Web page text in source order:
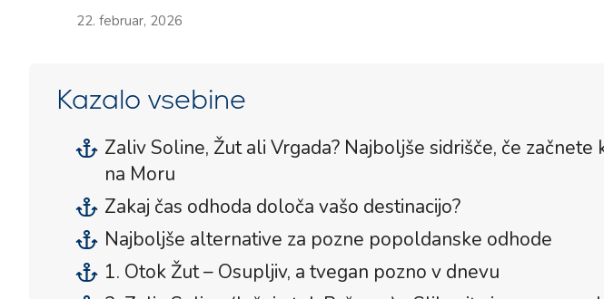
22. februar, 2026
Kazalo vsebine
Zaliv Soline, Žut ali Vrgada? Najboljše sidrišče, če
na Moru
Zakaj čas odhoda določa vašo destinacijo?
Najboljše alternative za pozne popoldanske odhode
1. Otok Žut – Osupljiv, a tvegan pozno v dnevu